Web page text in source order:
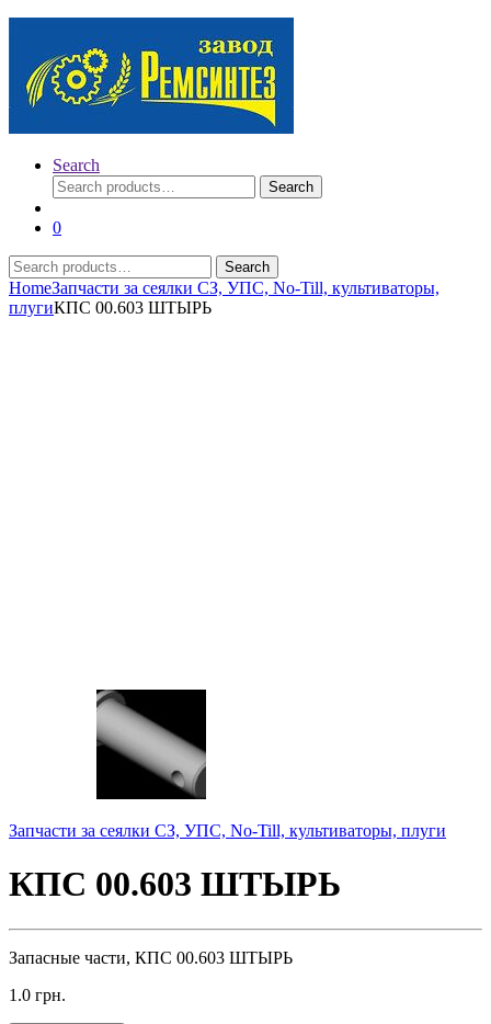
Search
Search
for:
Search
0
Search
for:
Search
HomeЗапчасти за сеялки СЗ, УПС, No-Till, культиваторы,
плугиКПС 00.603 ШТЫРЬ
Запчасти за сеялки СЗ, УПС, No-Till, культиваторы, плуги
КПС 00.603 ШТЫРЬ
Запасные части, КПС 00.603 ШТЫРЬ
1.0 грн.